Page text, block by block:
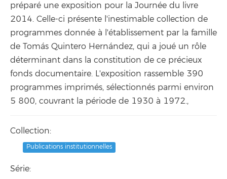
préparé une exposition pour la Journée du livre
2014. Celle-ci présente l'inestimable collection de
programmes donnée à l'établissement par la famille
de Tomás Quintero Hernández, qui a joué un rôle
déterminant dans la constitution de ce précieux
fonds documentaire. L'exposition rassemble 390
programmes imprimés, sélectionnés parmi environ
5 800, couvrant la période de 1930 à 1972.,
Collection:
Publications institutionnelles
Série: